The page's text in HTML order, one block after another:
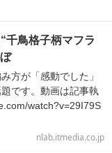
鳥格子柄マフラ
方が「感動でした」
です。動画は記事執
watch?v=29I79S
nlab.itmedia.co.jp